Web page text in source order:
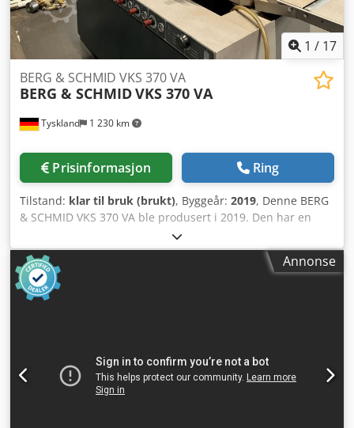
1 / 17
Tyskland 1 230 km
BERG & SCHMID VKS 370 VA
BERG & SCHMIDVKS 370 VA
Prisinformasjon Ring
Tilstand: klar til bruk (brukt), Byggeår: 2019, Denne BERG
& SCHMID VKS 370 VA ble produsert i 2019. Den har en
helautomatisk hydropneumatisk vertikalsirkelsag med
CNC-frekvensomformer. Maskinen er utstyrt med
rullebaneløsning på innmatingssiden (3 m) og
utmatingssiden (2 m), noe som forbedrer
materialhåndteringen. Starter Kit 1 med sirkelsagblader og
Ekstrautstyr Dcsdpox Nr Sqsfx Apiek • Starter Kit 1
bestående av 2 sirkelsagblader og 10 liter
kjølevæskekonsentrat. • Nivelleringselement (1 sett = 4 stk)
Annonse